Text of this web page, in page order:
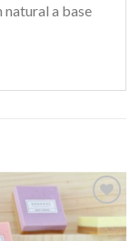
natural a base